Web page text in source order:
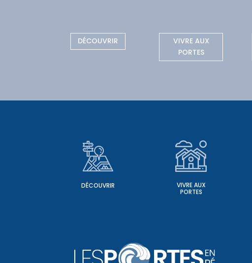
DÉCOUVRIR
VIVRE AUX
PORTES
DÉCOUVRIR
VIVRE AUX
PORTES